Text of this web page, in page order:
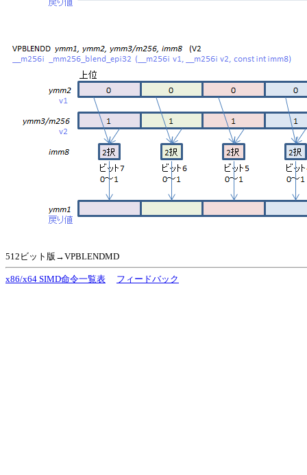
512ビット版→VPBLENDMD
x86/x64 SIMD命令一覧表 フィードバック